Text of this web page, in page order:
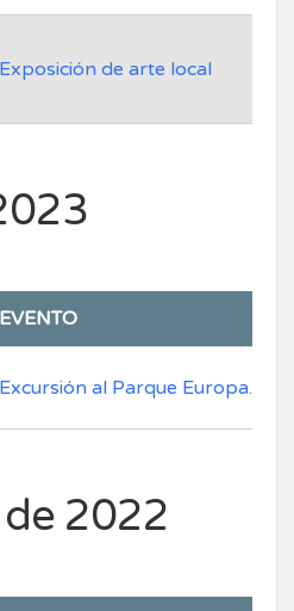
Exposición de arte local
EVENTO
Excursión al Parque Europa.
2022